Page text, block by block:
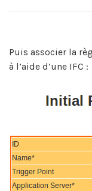
Puis associer la
à l’aide d’une IFC :